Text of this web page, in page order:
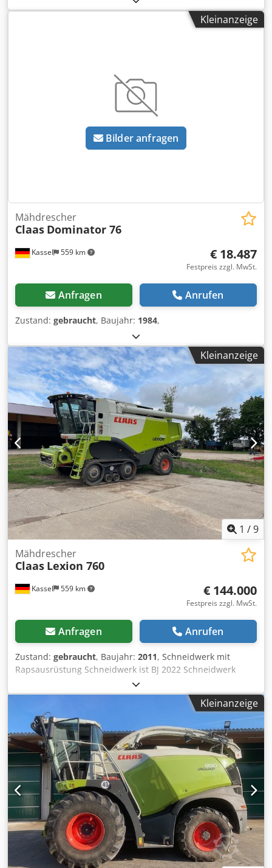
Kleinanzeige
Bilder anfragen
Kassel 559 km
Mähdrescher
Claas Dominator 76
€ 18.487
Festpreis zzgl. MwSt.
Anfragen Anrufen
Zustand: gebraucht, Baujahr: 1984,
Kleinanzeige
1 /9
Kassel 559 km
Mähdrescher
Claas Lexion 760
€ 144.000
Festpreis zzgl. MwSt.
Anfragen Anrufen
Zustand: gebraucht, Baujahr: 2011, Schneidwerk mit
Rapsausrüstung Schneidwerk ist BJ 2022 Schneidwerk
Claas Vario / 930 / Dsdpfxot Twuis Ahmowa
Kleinanzeige